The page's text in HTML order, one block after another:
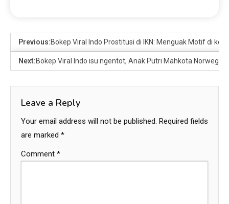
Previous:Bokep Viral Indo Prostitusi di IKN: Menguak Motif di
Next:Bokep Viral Indo isu ngentot, Anak Putri Mahkota Norwegia
Leave a Reply
Your email address will not be published. Required fields
are marked *
Comment *